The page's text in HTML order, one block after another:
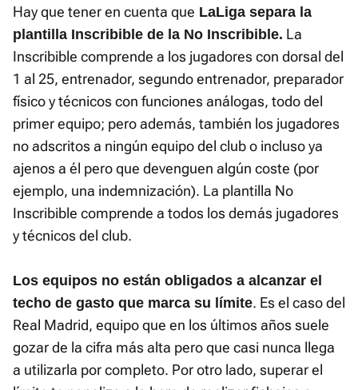
Hay que tener en cuenta que LaLiga separa la
plantilla Inscribible de la No Inscribible. La
Inscribible comprende a los jugadores con dorsal del
1 al 25, entrenador, segundo entrenador, preparador
físico y técnicos con funciones análogas, todo del
primer equipo; pero además, también los jugadores
no adscritos a ningún equipo del club o incluso ya
ajenos a él pero que devenguen algún coste (por
ejemplo, una indemnización). La plantilla No
Inscribible comprende a todos los demás jugadores
y técnicos del club.
Los equipos no están obligados a alcanzar el
techo de gasto que marca su límite. Es el caso del
Real Madrid, equipo que en los últimos años suele
gozar de la cifra más alta pero que casi nunca llega
a utilizarla por completo. Por otro lado, superar el